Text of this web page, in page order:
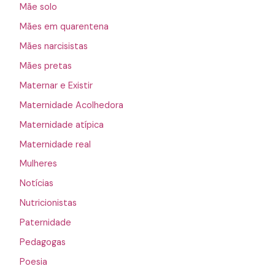
Mãe solo
Mães em quarentena
Mães narcisistas
Mães pretas
Maternar e Existir
Maternidade Acolhedora
Maternidade atípica
Maternidade real
Mulheres
Notícias
Nutricionistas
Paternidade
Pedagogas
Poesia